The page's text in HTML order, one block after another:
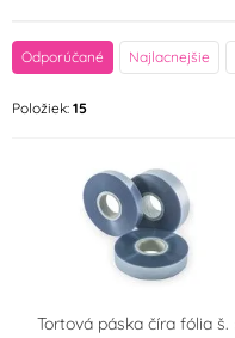
značka
Decora
Svatba
Krajina pôvodu
CN
Odporúčané Najlacnejšie
Položiek: 15
Tortová páska číra fólia š.